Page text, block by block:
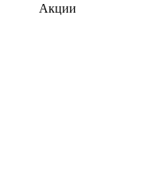
Акции